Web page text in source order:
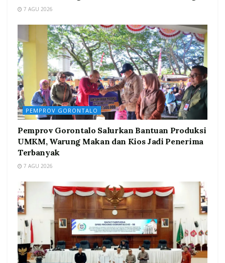
7 AGU 2026
PEMPROV GORONTALO
Pemprov Gorontalo Salurkan Bantuan Produksi
UMKM, Warung Makan dan Kios Jadi Penerima
Terbanyak
7 AGU 2026